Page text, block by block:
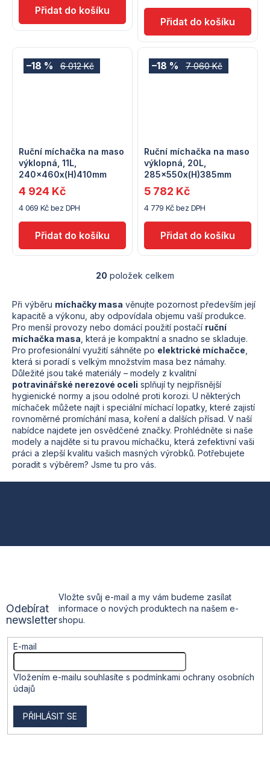
6 012 Kč
–18 %
Ruční míchačka na maso
výklopná, 11L,
240x460x(H)410mm
4 069 Kč bez DPH
4 924 Kč
7 060 Kč
–18 %
Ruční míchačka na maso
výklopná, 20L,
285x550x(H)385mm
4 779 Kč bez DPH
5 782 Kč
O
l
á
d
a
c
í
p
r
v
k
y
v
ý
p
i
20 položek celkem
Při výběru míchačky masa věnujte pozornost především její
kapacitě a výkonu, aby odpovídala objemu vaší produkce.
Pro menší provozy nebo domácí použití postačí ruční
míchačka masa , která je kompaktní a snadno se skladuje.
Pro profesionální využití sáhněte po elektrické míchačce
která si poradí s velkým množstvím masa bez námahy.
Důležité jsou také materiály – modely z kvalitní
potravinářské nerezové oceli splňují ty nejpřísnější
hygienické normy a jsou odolné proti korozi. U některých
míchaček můžete najít i speciální míchací lopatky, které zajistí
rovnoměrné promíchání masa, koření a dalších přísad. V naší
nabídce najdete jen osvědčené značky. Prohlédněte si naše
modely a najděte si tu pravou míchačku, která zefektivní vaši
práci a zlepší kvalitu vašich masných výrobků. Potřebujete
poradit s výběrem? Jsme tu pro vás.
p
Odebírat
newsletter
Vložte svůj e-mail a my vám budeme zasílat
informace o nových produktech na našem e-
shopu.
E-mail
Vložením e-mailu souhlasíte s podmínkami ochrany osobních
údajů
PŘIHLÁSIT SE